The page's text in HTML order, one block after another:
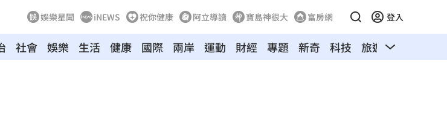
娛樂星聞 iNEWS 祝你健康 阿立導讀 寶島神很大 富房網 登入
社會 娛樂 生活 健康 國際 兩岸 運動 財經 專題 新奇 科技 旅遊 汽車